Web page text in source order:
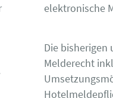
elektronische
Die bisherigen
Melderecht